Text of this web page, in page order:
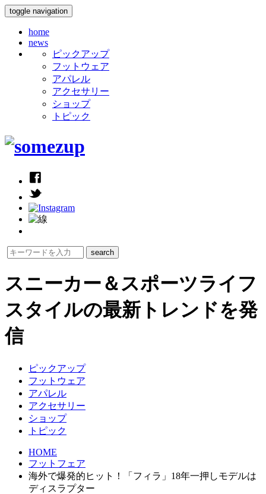
toggle navigation
home
news
ピックアップ
フットウェア
アパレル
アクセサリー
ショップ
トピック
スニーカー＆スポーツライフ
スタイルの最新トレンドを発
信
ピックアップ
フットウェア
アパレル
アクセサリー
ショップ
トピック
HOME
フットフェア
海外で爆発的ヒット！「フィラ」18年一押しモデルは
ディスラプター